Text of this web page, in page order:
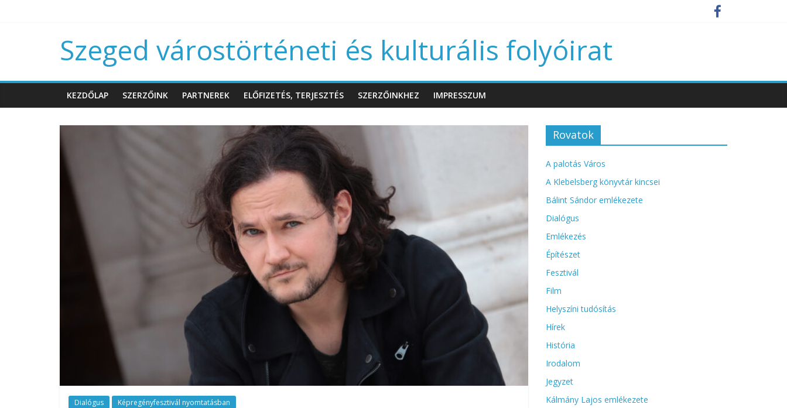
Szeged várostörténeti és kulturális folyóirat
KEZDŐLAP SZERZŐINK PARTNEREK ELŐFIZETÉS, TERJESZTÉS SZERZŐINKHEZ IMPRESSZUM
Dialógus Képregényfesztivál nyomtatásban
Rovatok
A palotás Város
A Klebelsberg könyvtár kincsei
Bálint Sándor emlékezete
Dialógus
Emlékezés
Építészet
Fesztivál
Film
Helyszíni tudósítás
Hírek
História
Irodalom
Jegyzet
Kálmány Lajos emlékezete